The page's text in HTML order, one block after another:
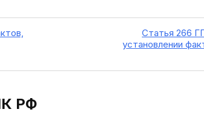
Статья 266
установлении
РФ